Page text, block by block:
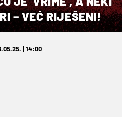
– VEĆ RIJEŠENI!
| 14:00